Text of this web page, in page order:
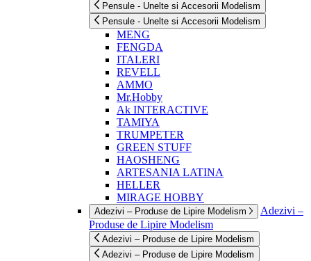
Pensule - Unelte si Accesorii Modelism
Pensule - Unelte si Accesorii Modelism
MENG
FENGDA
ITALERI
REVELL
AMMO
Mr.Hobby
Ak INTERACTIVE
TAMIYA
TRUMPETER
GREEN STUFF
HAOSHENG
ARTESANIA LATINA
HELLER
MIRAGE HOBBY
Adezivi – Produse de Lipire Modelism
Adezivi –
Produse de Lipire Modelism
Adezivi – Produse de Lipire Modelism
Adezivi – Produse de Lipire Modelism